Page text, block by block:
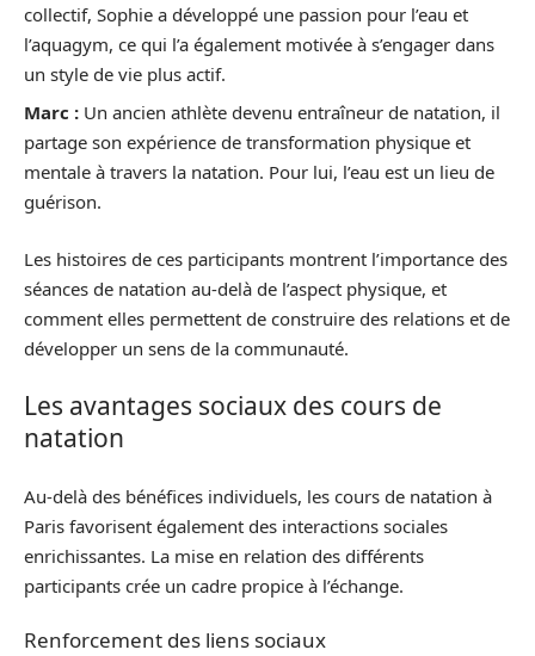
collectif, Sophie a développé une passion pour l’eau et
l’aquagym, ce qui l’a également motivée à s’engager dans
un style de vie plus actif.
Marc : Un ancien athlète devenu entraîneur de natation, il
partage son expérience de transformation physique et
mentale à travers la natation. Pour lui, l’eau est un lieu de
guérison.
Les histoires de ces participants montrent l’importance des
séances de natation au-delà de l’aspect physique, et
comment elles permettent de construire des relations et de
développer un sens de la communauté.
Les avantages sociaux des cours de
natation
Au-delà des bénéfices individuels, les cours de natation à
Paris favorisent également des interactions sociales
enrichissantes. La mise en relation des différents
participants crée un cadre propice à l’échange.
Renforcement des liens sociaux